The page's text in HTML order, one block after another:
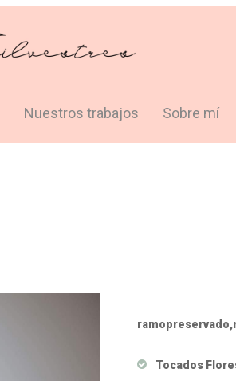
Nuestros trabajos Sobre mí
Tocados